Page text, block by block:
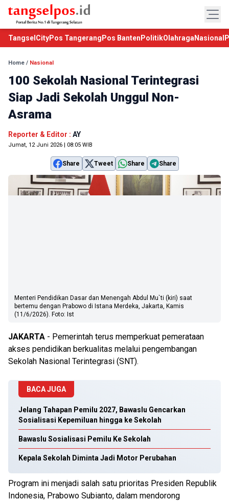
TangselCityPos Tangerang Pos Banten PolitikOlahraga Nasional
Home / Nasional
100 Sekolah Nasional Terintegrasi
Siap Jadi Sekolah Unggul Non-
Asrama
Reporter & Editor : AY
Jumat, 12 Juni 2026 | 08:05 WIB
Share Tweet Share Share
Menteri Pendidikan Dasar dan Menengah Abdul Mu`ti (kiri) saat
bertemu dengan Prabowo di Istana Merdeka, Jakarta, Kamis
(11/6/2026). Foto: Ist
JAKARTA - Pemerintah terus memperkuat pemerataan
akses pendidikan berkualitas melalui pengembangan
Sekolah Nasional Terintegrasi (SNT).
BACA JUGA
Jelang Tahapan Pemilu 2027, Bawaslu Gencarkan
Sosialisasi Kepemiluan hingga ke Sekolah
Bawaslu Sosialisasi Pemilu Ke Sekolah
Kepala Sekolah Diminta Jadi Motor Perubahan
Program ini menjadi salah satu prioritas Presiden Republik
Indonesia, Prabowo Subianto, dalam mendorong